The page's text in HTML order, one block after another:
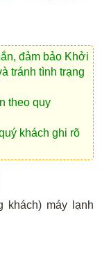
đảm bảo Khởi
tránh tình trạng
theo quy
khách ghi rõ
khách) máy lạnh